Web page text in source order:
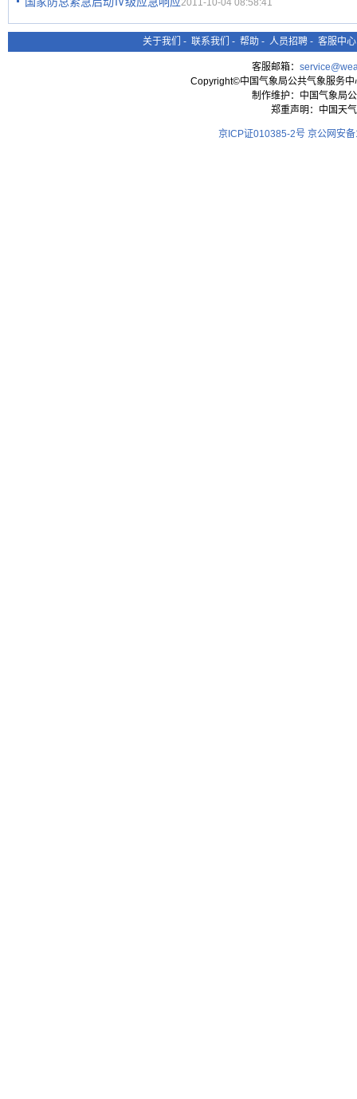
2011-10-04 08:58:41
关于我们 - 联系我们 - 帮助 - 人员招聘 - 客服中心
客服邮箱：
Copyright©中国气象局公共气象服务
制作维护：中国气象局
郑重声明：中国天
京ICP证010385-2号 京公网安